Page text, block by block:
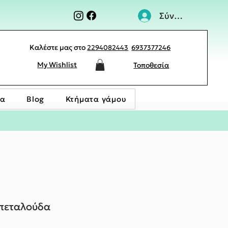
Σύνδεση
Καλέστε μας στο2294082443 6937377246
My Wishlist Τοποθεσία
Blog Κτήματα γάμου